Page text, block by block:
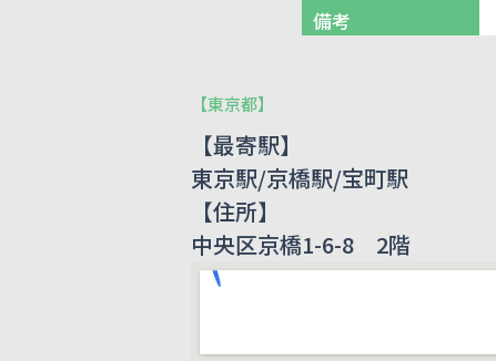
備考
【東京都】
【最寄駅】
東京駅/京橋駅/宝町駅
【住所】
中央区京橋1-6-8 2階